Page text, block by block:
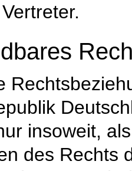
insoweit,
des Rechts